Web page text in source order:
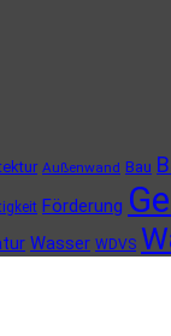
Außenwand Bau
Förderung
Wasser WDVS